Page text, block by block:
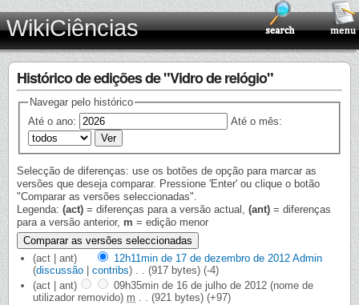
WikiCiências
Histórico de edições de "Vidro de relógio"
Navegar pelo histórico
Até o ano:
Até o mês:
Selecção de diferenças: use os botões de opção para marcar as
versões que deseja comparar. Pressione 'Enter' ou clique o botão
"Comparar as versões seleccionadas".
Legenda: (act) = diferenças para a versão actual, (ant) = diferenças
para a versão anterior, m = edição menor
(act | ant) 12h11min de 17 de dezembro de 2012 Admin
(discussão | contribs) (917 bytes) (-4)
(act | ant)
09h35min de 16 de julho de 2012 (nome de
utilizador removido) m (921 bytes) (+97)